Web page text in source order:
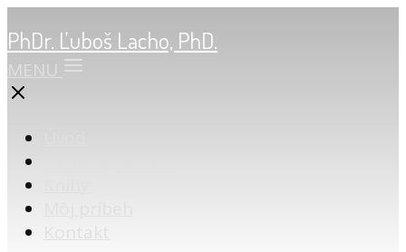
PhDr. Ľuboš Lacho, PhD.
MENU